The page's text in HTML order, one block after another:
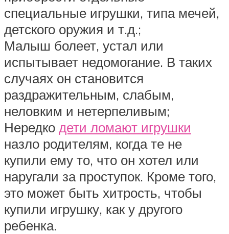
специальные игрушки, типа мечей,
детского оружия и т.д.;
Малыш болеет, устал или
испытывает недомогание. В таких
случаях он становится
раздражительным, слабым,
неловким и нетерпеливым;
Нередко дети ломают игрушки
назло родителям, когда те не
купили ему то, что он хотел или
наругали за проступок. Кроме того,
это может быть хитрость, чтобы
купили игрушку, как у другого
ребенка.